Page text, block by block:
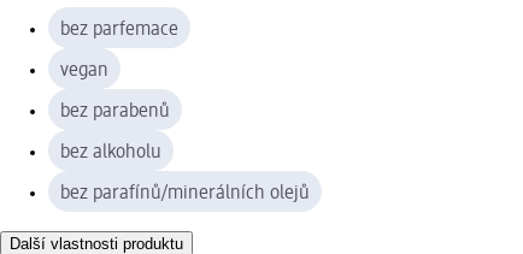
bez parfemace
vegan
bez parabenů
bez alkoholu
bez parafínů/minerálních olejů
Další vlastnosti produktu